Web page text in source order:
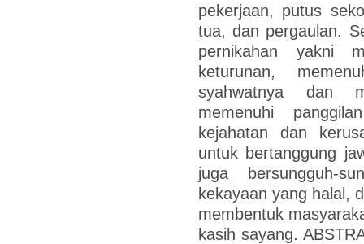
pekerjaan, putus
tua, dan pergaulan.
pernikahan yakni
keturunan,
syahwatnya dan
memenuhi
kejahatan dan
untuk bertanggung
juga bersungguh-
kekayaan yang halal,
membentuk
kasih sayang.